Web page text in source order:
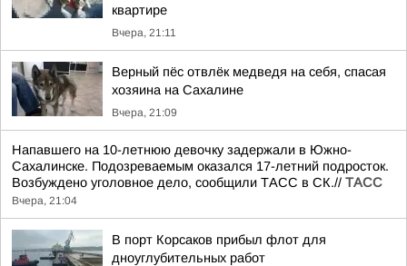
квартире
Вчера, 21:11
Верный пёс отвлёк медведя на себя, спасая
хозяина на Сахалине
Вчера, 21:09
Напавшего на 10-летнюю девочку задержали в Южно-
Сахалинске. Подозреваемым оказался 17-летний подросток.
Возбуждено уголовное дело, сообщили ТАСС в СК.// ТАСС
Вчера, 21:04
В порт Корсаков прибыл флот для
дноуглубительных работ